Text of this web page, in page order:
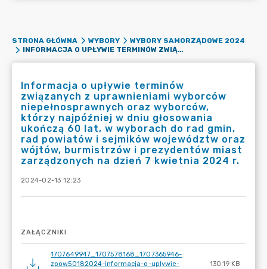
STRONA GŁÓWNA WYBORY
WYBORY SAMORZĄDOWE 2024
INFORMACJA O UPŁYWIE TERMINÓW ZWIĄZANYCH Z UPRAWNIENIAMI WYBORCÓW NIEPEŁNOSPRAWNYCH ORAZ WYBORCÓW, KTÓRZY NAJPÓŹNIEJ W DNIU GŁOSOWANIA UKOŃCZĄ 60 LAT, W WYBORACH DO RAD GMIN, RAD POWIATÓW I SEJMIKÓW WOJEWÓDZTW ORAZ WÓJTÓW, BURMISTRZÓW I PREZYDENTÓW MIAST ZARZĄDZONYCH NA DZIEŃ 7 KWIETNIA 2024 R.
Informacja o upływie terminów
związanych z uprawnieniami wyborców
niepełnosprawnych oraz wyborców,
którzy najpóźniej w dniu głosowania
ukończą 60 lat, w wyborach do rad gmin,
rad powiatów i sejmików województw oraz
wójtów, burmistrzów i prezydentów miast
zarządzonych na dzień 7 kwietnia 2024 r.
2024-02-13 12:23
ZAŁĄCZNIKI
1707649947_1707578168_1707365946-
zpow50182024-informacja-o-uplywie-
130.19 KB